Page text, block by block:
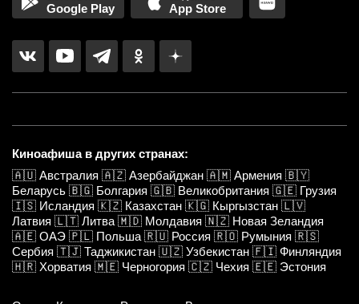
Google Play App Store
Киноафиша в других странах:
🇦🇺 Австралия 🇦🇿 Азербайджан 🇦🇲 Армения 🇧🇾
Беларусь 🇧🇬 Болгария 🇬🇧 Великобритания 🇬🇪 Грузия
🇮🇸 Исландия 🇰🇿 Казахстан 🇰🇬 Кыргызстан 🇱🇻
Латвия 🇱🇹 Литва 🇲🇩 Молдавия 🇳🇿 Новая Зеландия
🇦🇪 ОАЭ 🇵🇱 Польша 🇷🇺 Россия 🇷🇴 Румыния 🇷🇸
Сербия 🇹🇯 Таджикистан 🇺🇿 Узбекистан 🇫🇮 Финляндия
🇭🇷 Хорватия 🇲🇪 Черногория 🇨🇿 Чехия 🇪🇪 Эстония